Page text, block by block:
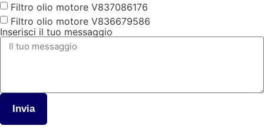
Filtro olio motore V837086176
Filtro olio motore V836679586
Inserisci il tuo messaggio
Invia